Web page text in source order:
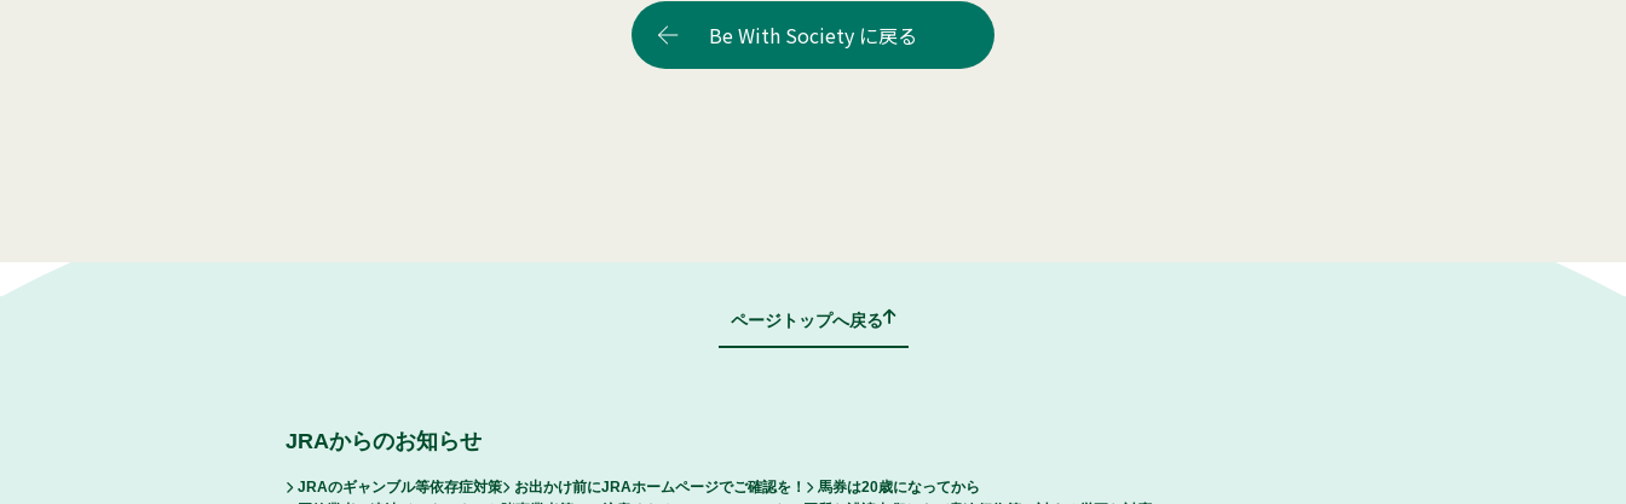
Be With Society に戻る
ページトップへ戻る
JRAからのお知らせ
JRAのギャンブル等依存症対策 お出かけ前にJRAホームページでご確認を！
馬券は20歳になってから